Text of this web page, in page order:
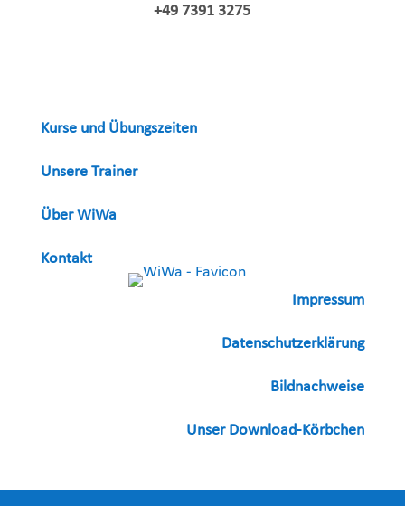
+49 7391 3275
Kurse und Übungszeiten
Unsere Trainer
Über WiWa
Kontakt
Impressum
Datenschutzerklärung
Bildnachweise
Unser Download-Körbchen